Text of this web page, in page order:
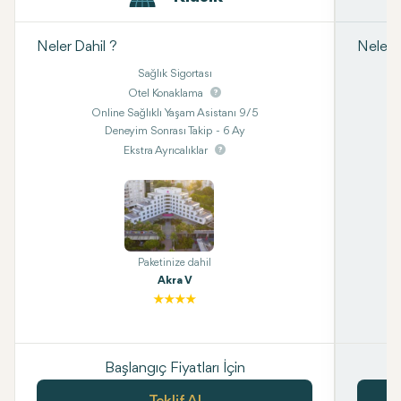
Neler Dahil ?
Sağlık Sigortası
Otel Konaklama
Online Sağlıklı Yaşam Asistanı 9/5
Deneyim Sonrası Takip - 6 Ay
Ekstra Ayrıcalıklar
Paketinize dahil
Akra V
Başlangıç Fiyatları İçin
Neler